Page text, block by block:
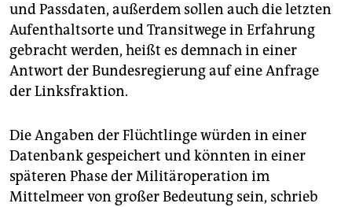
und Passdaten, außerdem sollen auch die letzten
Aufenthaltsorte und Transitwege in Erfahrung
gebracht werden, heißt es demnach in einer
Antwort der Bundesregierung auf eine Anfrage
der Linksfraktion.
Die Angaben der Flüchtlinge würden in einer
Datenbank gespeichert und könnten in einer
späteren Phase der Militäroperation im
Mittelmeer von großer Bedeutung sein, schrieb